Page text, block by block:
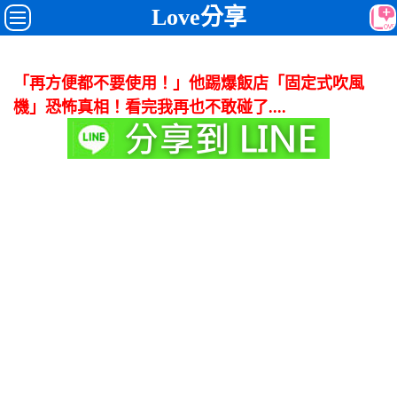
Love分享
「再方便都不要使用！」他踢爆飯店「固定式吹風
機」恐怖真相！看完我再也不敢碰了....